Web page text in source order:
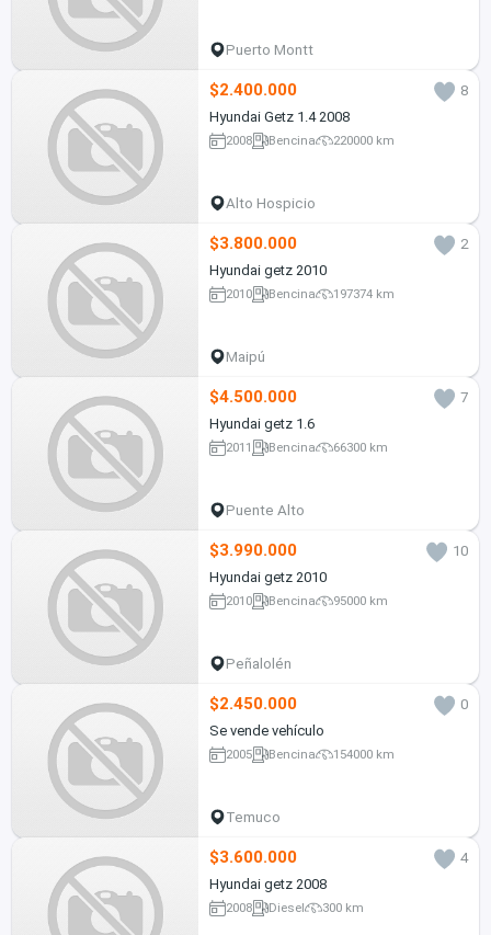
Puerto Montt
$2.400.000
8
Hyundai Getz 1.4 2008
2008 Bencina 220000 km
Alto Hospicio
$3.800.000
2
Hyundai getz 2010
2010 Bencina 197374 km
Maipú
$4.500.000
7
Hyundai getz 1.6
2011 Bencina 66300 km
Puente Alto
$3.990.000
10
Hyundai getz 2010
2010 Bencina 95000 km
Peñalolén
$2.450.000
0
Se vende vehículo
2005 Bencina 154000 km
Temuco
$3.600.000
4
Hyundai getz 2008
2008 Diesel 300 km